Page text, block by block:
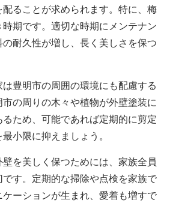
ることが求められます。特に、梅
期です。適切な時期にメンテナン
耐久性が増し、長く美しさを保つ
豊明市の周囲の環境にも配慮する
の周りの木々や植物が外壁塗装に
ため、可能であれば定期的に剪定
小限に抑えましょう。
を美しく保つためには、家族全員
す。定期的な掃除や点検を家族で
ーションが生まれ、愛着も増すで